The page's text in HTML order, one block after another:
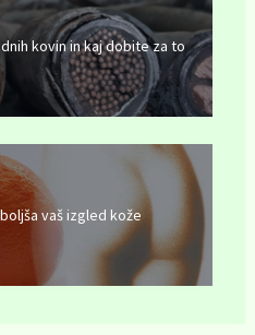
kovin in kaj dobite za to
vaš izgled kože